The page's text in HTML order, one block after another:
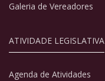
Galeria de Vereadores
ATIVIDADE LEGISLATIVA
Agenda de Atividades